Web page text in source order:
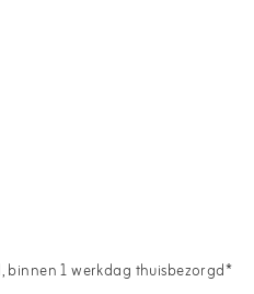
binnen 1 werkdag thuisbezorgd*